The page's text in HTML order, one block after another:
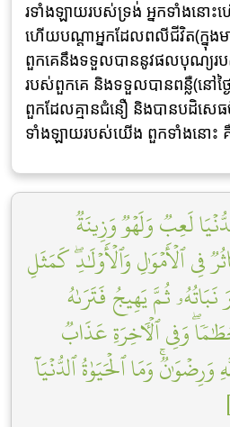
រទាំងឡាយរបស់ទ្រង់ អ្នកទាំងនោះ
ហើយបណ្តាអ្នកដែលពលីជីវិត(ក្នុង
ពួកគេនឹងទទួលបាននូវផលបុណ្យរប
របស់ពួកគេ និងទទួលបានពន្លឺ(នៅ
ពួកដែលគ្មានជំនឿ និងបានបដិសេ
ទាំងឡាយរបស់យើង ពួកទាំងនោះ
لَعِبٞ وَلَهۡوٞ وَزِينَةٞ
فِي ٱلۡأَمۡوَٰلِ وَٱلۡأَوۡلَٰدِۖ كَمَثَلِ
ثُمَّ يَهِيجُ فَتَرَىٰهُ
وَفِي ٱلۡأٓخِرَةِ عَذَابٞ
وَمَا ٱلۡحَيَوٰةُ ٱلدُّنۡيَآ